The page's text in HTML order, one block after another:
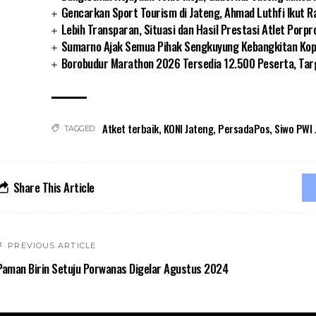
Gencarkan Sport Tourism di Jateng, Ahmad Luthfi Ikut
Lebih Transparan, Situasi dan Hasil Prestasi Atlet
Sumarno Ajak Semua Pihak Sengkuyung Kebangkitan
Borobudur Marathon 2026 Tersedia 12.500 Peserta,
TAGGED: Atket terbaik, KONI Jateng, PersadaPos, Siwo
Share This Article
PREVIOUS ARTICLE
Birin Setuju Porwanas Digelar Agustus 2024